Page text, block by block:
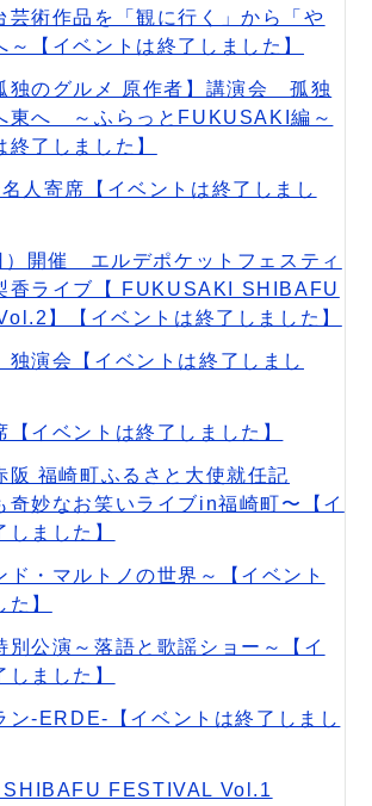
術作品を「観に行く」から「や
～【イベントは終了しました】
独のグルメ 原作者】講演会 孤独
東へ ～ふらっとFUKUSAKI編～
終了しました】
人寄席【イベントは終了しまし
）開催 エルデポケットフェスティ
ライブ【 FUKUSAKI SHIBAFU
】【イベントは終了しました】
演会【イベントは終了しまし
【イベントは終了しました】
阪 福崎町ふるさと大使就任記
奇妙なお笑いライブin福崎町〜【イ
ました】
ド・マルトノの世界～【イベント
】
別公演～落語と歌謡ショー～【イ
ました】
ン-ERDE-【イベントは終了しまし
FESTIVAL Vol.1